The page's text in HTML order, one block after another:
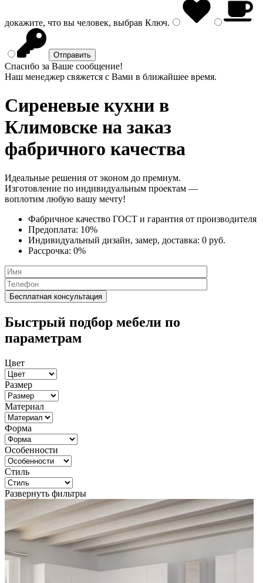
докажите, что вы человек, выбрав Ключ.
Спасибо за Ваше сообщение!
Наш менеджер свяжется с Вами в ближайшее время.
Сиреневые кухни в
Климовске на заказ
фабричного качества
Идеальные решения от эконом до премиум.
Изготовление по индивидуальным проектам —
воплотим любую вашу мечту!
Фабричное качество ГОСТ и гарантия от производителя
Предоплата: 10%
Индивидуальный дизайн, замер, доставка: 0 руб.
Рассрочка: 0%
Быстрый подбор мебели по
параметрам
Цвет
Размер
Материал
Форма
Особенности
Стиль
Развернуть фильтры